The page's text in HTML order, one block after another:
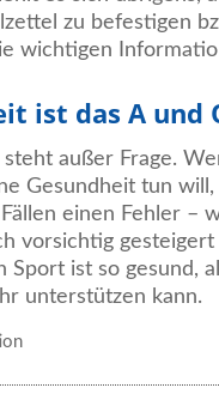
zu befestigen
wichtigen
ist das A und
steht außer Frage.
Gesundheit tun
einen Fehler –
vorsichtig
Sport ist so gesund,
unterstützen kann.